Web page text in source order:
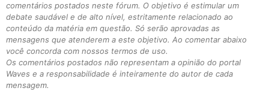
comentários postados neste fórum. O objetivo é estimular um
debate saudável e de alto nível, estritamente relacionado ao
conteúdo da matéria em questão. Só serão aprovadas as
mensagens que atenderem a este objetivo. Ao comentar abaixo
você concorda com nossos termos de uso.
Os comentários postados não representam a opinião do portal
Waves e a responsabilidade é inteiramente do autor de cada
mensagem.